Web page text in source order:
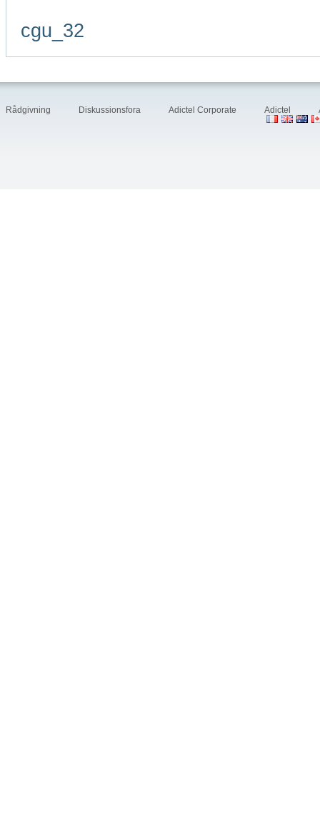
cgu_32
Rådgivning Diskussionsfora Adictel Corporate Adictel